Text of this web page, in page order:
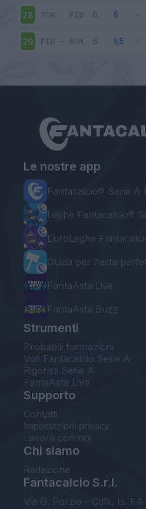
28 TOR - FIO
29 FIO - ROM
Le nostre app
Fantacalcio® Serie A
Leghe Fantacalcio®
EuroLeghe
Guida per l'asta
FantaAsta Live
FantaAsta Buzz
Strumenti
Probabili formazioni
Voti Fantacalcio Serie A
Rigoristi Serie A
FantaAsta Live
Supporto
Contatti
Impostazioni privacy
Lavora con noi
Chi siamo
Redazione
Fantacalcio S.r.l.
Via G. Porzio - CdN, Is. F4